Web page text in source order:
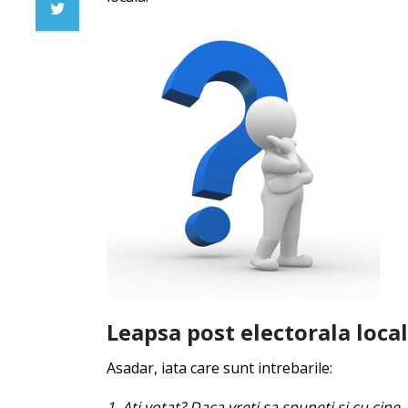
Leapsa post electorala
Asadar, iata care sunt intrebarile: